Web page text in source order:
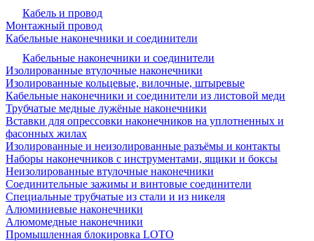
Кабель и провод
Монтажный провод
Кабельные наконечники и соединители
Кабельные наконечники и соединители
Изолированные втулочные наконечники
Изолированные кольцевые, вилочные, штыревые
Кабельные наконечники и соединители из листовой меди
Трубчатые медные лужёные наконечники
Вставки для опрессовки наконечников на уплотненных и
фасонных жилах
Изолированные и неизолированные разъёмы и контакты
Наборы наконечников с инструментами, ящики и боксы
Неизолированные втулочные наконечники
Соединительные зажимы и винтовые соединители
Специальные трубчатые из стали и из никеля
Алюминиевые наконечники
Алюмомедные наконечники
Промышленная блокировка LOTO